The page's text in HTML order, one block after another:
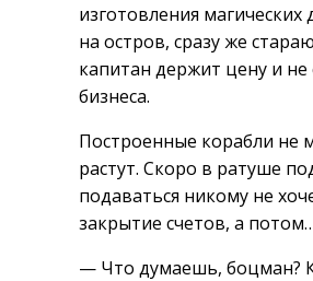
изготовления
на остров, сразу же
капитан держит цену и
бизнеса.
Построенные корабли не
растут. Скоро в ратуше
подаваться никому не
закрытие счетов, а
— Что думаешь, боцман?